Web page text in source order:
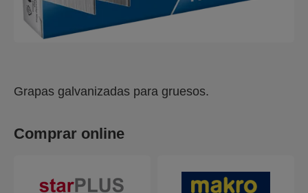
Grapas galvanizadas para gruesos.
Comprar online